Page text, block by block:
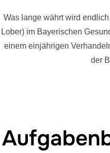
Was lange währt wird
Lober) im Bayerischen
einem einjährigen
der